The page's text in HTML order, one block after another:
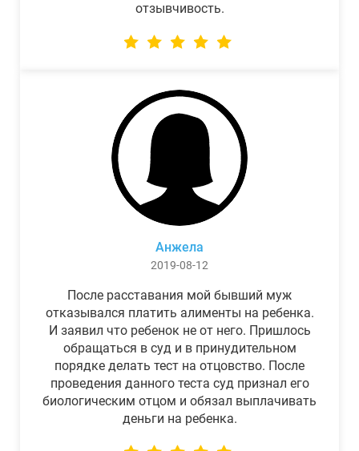
отзывчивость.
Анжела
2019-08-12
После расставания мой бывший муж
отказывался платить алименты на ребенка.
И заявил что ребенок не от него. Пришлось
обращаться в суд и в принудительном
порядке делать тест на отцовство. После
проведения данного теста суд признал его
биологическим отцом и обязал выплачивать
деньги на ребенка.